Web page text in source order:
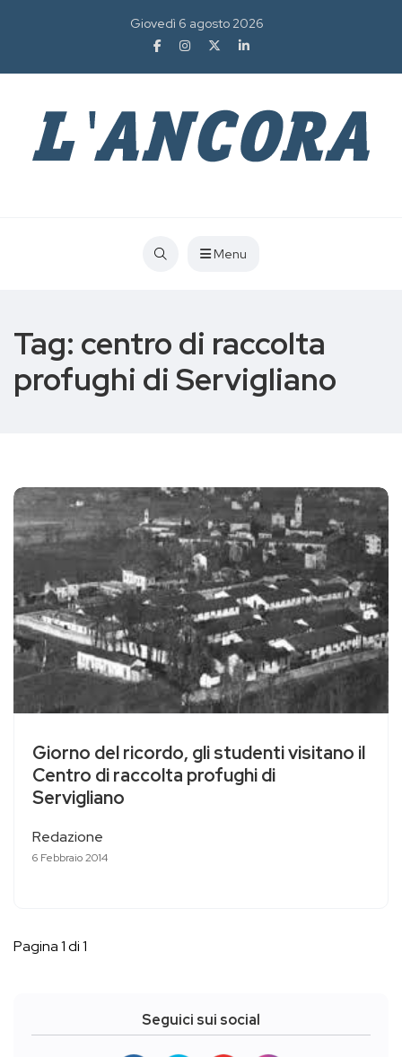
Giovedì 6 agosto 2026
Menu
Tag: centro di raccolta
profughi di Servigliano
Giorno del ricordo, gli studenti visitano il
Centro di raccolta profughi di
Servigliano
Redazione
6 Febbraio 2014
Pagina 1 di 1
Seguici sui social